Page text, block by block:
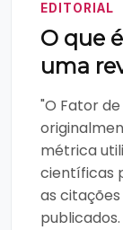
EDITORIAL
O que
uma
"O Fator
métrica
científicas
as